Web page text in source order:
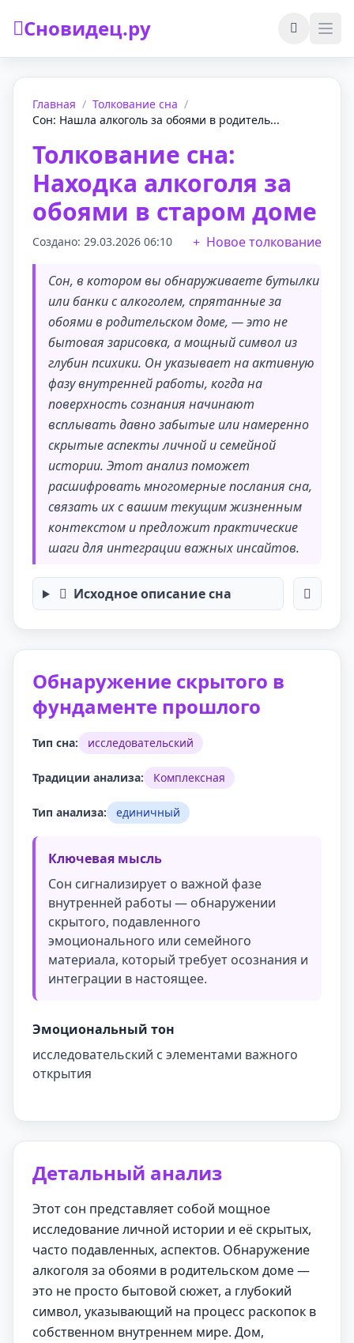
Сновидец.ру
Главная / Толкование сна /
Сон: Нашла алкоголь за обоями в родитель...
Толкование сна:
Находка алкоголя за
обоями в старом доме
Создано: 29.03.2026 06:10 Новое толкование
Сон, в котором вы обнаруживаете бутылки
или банки с алкоголем, спрятанные за
обоями в родительском доме, — это не
бытовая зарисовка, а мощный символ из
глубин психики. Он указывает на активную
фазу внутренней работы, когда на
поверхность сознания начинают
всплывать давно забытые или намеренно
скрытые аспекты личной и семейной
истории. Этот анализ поможет
расшифровать многомерные послания сна,
связать их с вашим текущим жизненным
контекстом и предложит практические
шаги для интеграции важных инсайтов.
Исходное описание сна
Обнаружение скрытого в
фундаменте прошлого
Тип сна: исследовательский
Традиции анализа: Комплексная
Тип анализа: единичный
Ключевая мысль
Сон сигнализирует о важной фазе
внутренней работы — обнаружении
скрытого, подавленного
эмоционального или семейного
материала, который требует осознания и
интеграции в настоящее.
Эмоциональный тон
исследовательский с элементами важного
открытия
Детальный анализ
Этот сон представляет собой мощное
исследование личной истории и её скрытых,
часто подавленных, аспектов. Обнаружение
алкоголя за обоями в родительском доме —
это не просто бытовой сюжет, а глубокий
символ, указывающий на процесс раскопок в
собственном внутреннем мире. Дом,